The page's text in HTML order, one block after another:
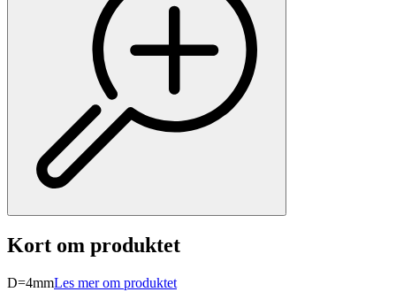
Kort om produktet
D=4mmLes mer om produktet